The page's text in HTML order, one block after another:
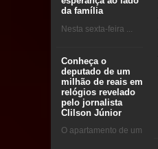
da família
Nesta sexta-feira ...
Conheça o
deputado de um
milhão de reais em
relógios revelado
pelo jornalista
Clilson Júnior
O apartamento de um